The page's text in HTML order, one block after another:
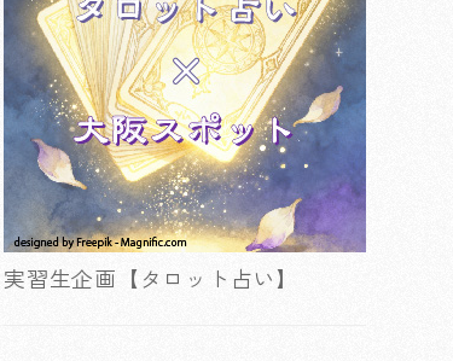
実習生企画【タロット占い】